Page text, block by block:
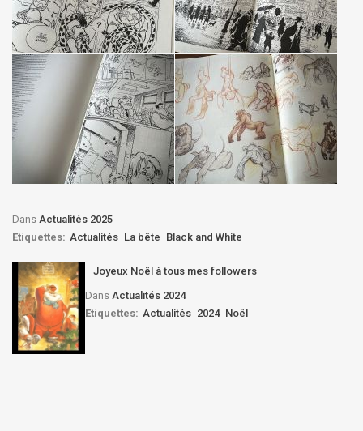
Dans Actualités 2025
Etiquettes: Actualités La bête Black and White
Joyeux Noël à tous mes followers
Dans Actualités 2024
Etiquettes: Actualités 2024 Noël